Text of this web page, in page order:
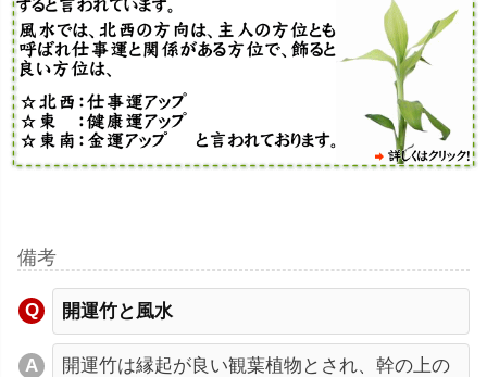
備考
開運竹と風水
開運竹は縁起が良い観葉植物とされ、幹の上の